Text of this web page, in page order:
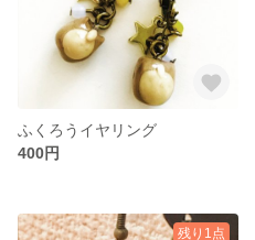
ふくろうイヤリング
400円
残り1点